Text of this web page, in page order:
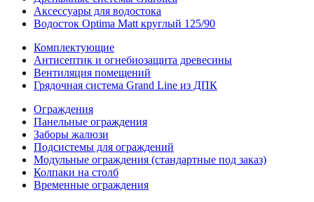
Аксессуары для водостока
Водосток Optima Matt круглый 125/90
Комплектующие
Антисептик и огнебиозащита древесины
Вентиляция помещений
Грядочная система Grand Line из ДПК
Ограждения
Панельные ограждения
Заборы жалюзи
Подсистемы для ограждений
Модульные ограждения (стандартные под заказ)
Колпаки на столб
Временные ограждения